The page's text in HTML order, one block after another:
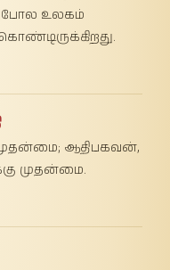
உலகம்
ஆதிபகவன்,
முதன்மை.